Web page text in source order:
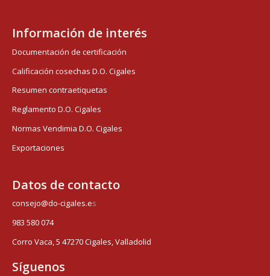
Información de interés
Documentación de certificación
Calificación cosechas D.O. Cigales
Resumen contraetiquetas
Reglamento D.O. Cigales
Normas Vendimia D.O. Cigales
Exportaciones
Datos de contacto
consejo@do-cigales.es
983 580 074
Corro Vaca, 5 47270 Cigales, Valladolid
Síguenos